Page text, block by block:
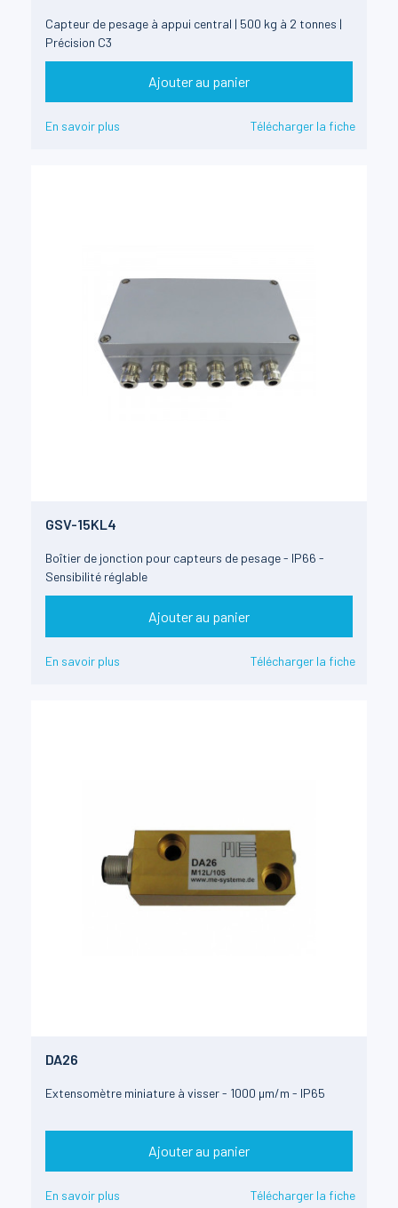
Capteur de pesage à appui central | 500 kg à 2 tonnes |
Précision C3
Ajouter au panier
En savoir plus Télécharger la fiche
GSV-15KL4
Boîtier de jonction pour capteurs de pesage - IP66 -
Sensibilité réglable
Ajouter au panier
En savoir plus Télécharger la fiche
DA26
Extensomètre miniature à visser - 1000 µm/m - IP65
Ajouter au panier
En savoir plus Télécharger la fiche